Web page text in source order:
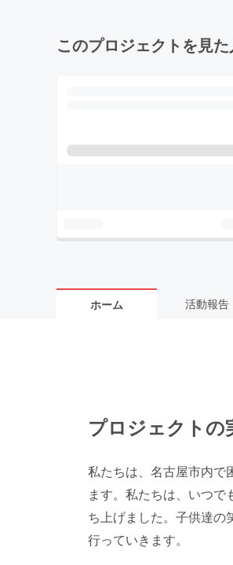
このプロジェクトを見
ホーム 活動報告
プロジェクトの
私たちは、名古屋市内で
ます。私たちは、いつ
ち上げました。子供達の
行っていきます。